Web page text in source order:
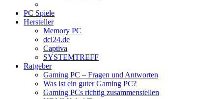
PC Spiele
Hersteller
Memory PC
dcl24.de
Captiva
SYSTEMTREFF
Ratgeber
Gaming PC – Fragen und Antworten
Was ist ein guter Gaming PC?
Gaming PCs richtig zusammenstellen